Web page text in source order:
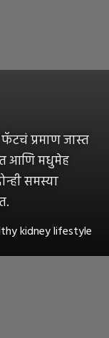
प्रमाण जास्त
आणि मधुमेह
समस्या
kidney lifestyle